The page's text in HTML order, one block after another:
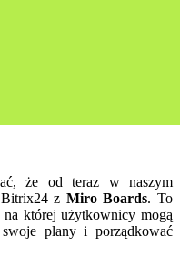
że od teraz w naszym
Bitrix24 z Miro Boards. To
na której użytkownicy mogą
plany i porządkować